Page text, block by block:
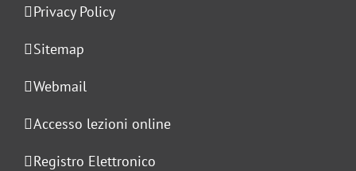
Privacy Policy
Sitemap
Webmail
Accesso lezioni online
Registro Elettronico